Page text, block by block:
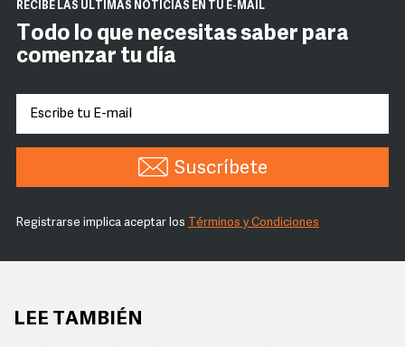
RECIBE LAS ÚLTIMAS NOTICIAS EN TU E-MAIL
Todo lo que necesitas saber para
comenzar tu día
Suscríbete
Registrarse implica aceptar los Términos y Condiciones
LEE TAMBIÉN